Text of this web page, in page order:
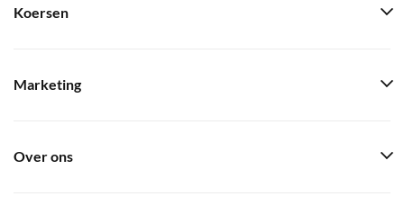
Koersen
Marketing
Over ons